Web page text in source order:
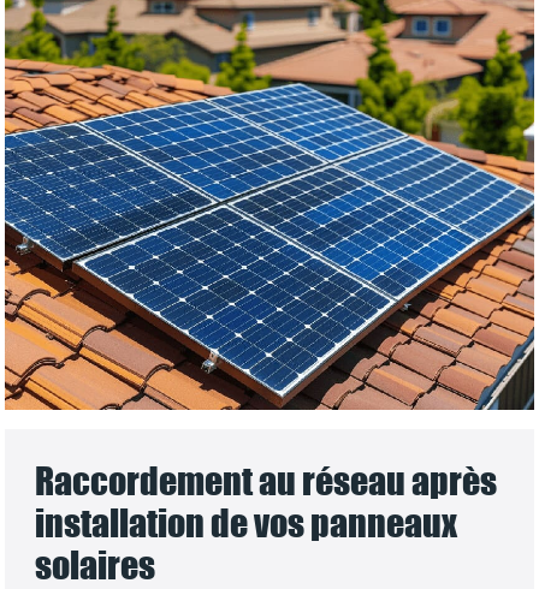
Raccordement au réseau après
installation de vos panneaux
solaires